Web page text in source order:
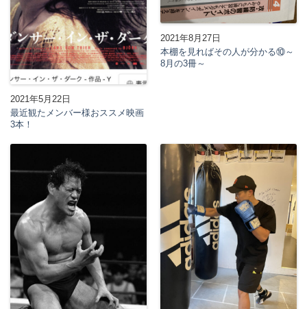
2021年5月22日
最近観たメンバー様おススメ映画
3本！
2021年8月27日
本棚を見ればその人が分かる⑩～
8月の3冊～